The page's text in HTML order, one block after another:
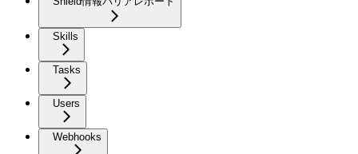
Skills
Tasks
Users
Webhooks